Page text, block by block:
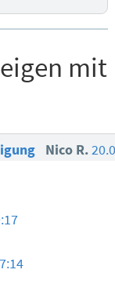
mit
Nico R.